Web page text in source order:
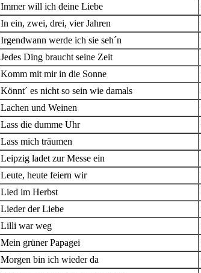
Immer will ich deine Liebe
In ein, zwei, drei, vier Jahren
Irgendwann werde ich sie seh´n
Jedes Ding braucht seine Zeit
Komm mit mir in die Sonne
Könnt´ es nicht so sein wie damals
Lachen und Weinen
Lass die dumme Uhr
Lass mich träumen
Leipzig ladet zur Messe ein
Leute, heute feiern wir
Lied im Herbst
Lieder der Liebe
Lilli war weg
Mein grüner Papagei
Morgen bin ich wieder da